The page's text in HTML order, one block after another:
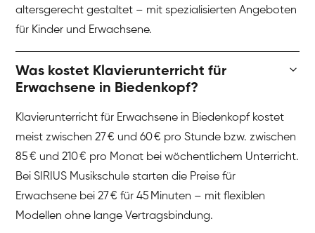
altersgerecht gestaltet – mit spezialisierten Angeboten
für Kinder und Erwachsene.
Was kostet Klavierunterricht für
Erwachsene in Biedenkopf?
Klavierunterricht für Erwachsene in Biedenkopf kostet
meist zwischen 27 € und 60 € pro Stunde bzw. zwischen
85 € und 210 € pro Monat bei wöchentlichem Unterricht.
Bei SIRIUS Musikschule starten die Preise für
Erwachsene bei 27 € für 45 Minuten – mit flexiblen
Modellen ohne lange Vertragsbindung.